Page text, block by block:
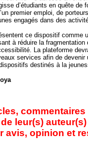
d’étudiants en quête
premier emploi, de
engagés dans des
ce dispositif comme
à réduire la
La plateforme
services afin de devenir
destinés à la
leur(s)
avis, opinion et